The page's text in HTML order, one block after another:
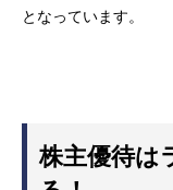
となっています。
株主優待は